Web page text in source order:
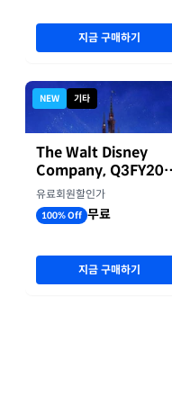
지금 구매하기
NEW 기타
The Walt Disney
Company,
실적자료
유료회원할인가
100% Off 무료
지금 구매하기